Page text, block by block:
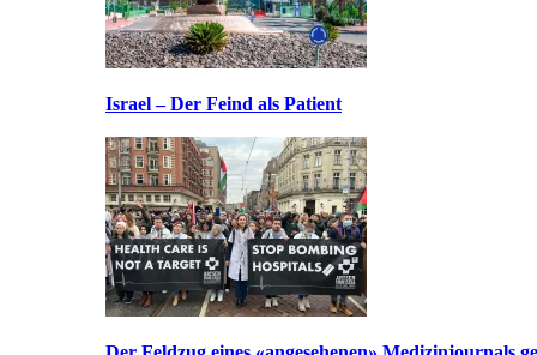
Israel – Der Feind als Patient